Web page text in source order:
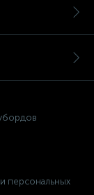
персональных